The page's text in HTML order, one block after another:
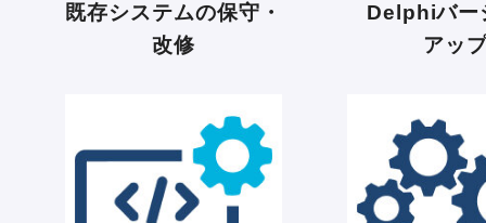
既存システムの保守・
改修
Delphiバー
アッ